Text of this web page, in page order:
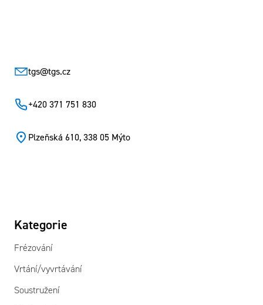
tgs@tgs.cz
+420 371 751 830
Plzeňská 610, 338 05 Mýto
Kategorie
Frézování
Vrtání/vyvrtávání
Soustružení